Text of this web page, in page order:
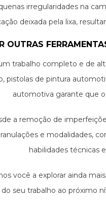
irregularidades na
deixada pela lixa,
OUTRAS
trabalho completo e
pistolas de pintura
automotiva garante que
a remoção de
e modalidades,
habilidades técnicas
você a explorar ainda
seu trabalho ao próximo